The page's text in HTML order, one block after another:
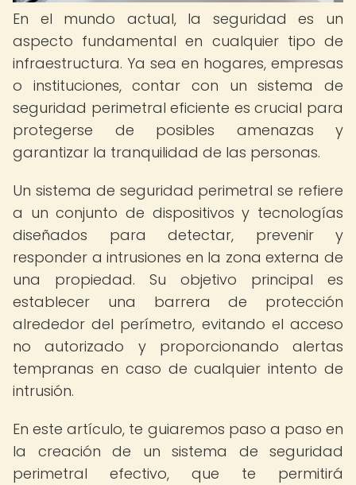
En el mundo actual, la seguridad es un
aspecto fundamental en cualquier tipo de
infraestructura. Ya sea en hogares, empresas
o instituciones, contar con un sistema de
seguridad perimetral eficiente es crucial para
protegerse de posibles amenazas y
garantizar la tranquilidad de las personas.
Un sistema de seguridad perimetral se refiere
a un conjunto de dispositivos y tecnologías
diseñados para detectar, prevenir y
responder a intrusiones en la zona externa de
una propiedad. Su objetivo principal es
establecer una barrera de protección
alrededor del perímetro, evitando el acceso
no autorizado y proporcionando alertas
tempranas en caso de cualquier intento de
intrusión.
En este artículo, te guiaremos paso a paso en
la creación de un sistema de seguridad
perimetral efectivo, que te permitirá